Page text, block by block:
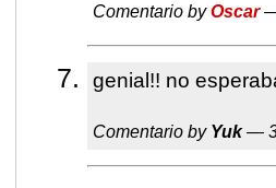
Comentario byOscar—
genial!! no
Comentario by Yuk—